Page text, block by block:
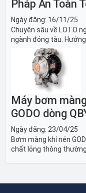
Pháp An Toàn
Ngày đăng: 16/11/25
Chuyên sâu về LOTO
ngành đóng tàu.
thiết bị và Giải pháp
Máy bơm
GODO dòng
Ngày đăng: 23/04/25
Bơm màng khí nén
chất lỏng thông